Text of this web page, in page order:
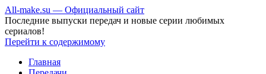
All-make.su — Официальный сайт
Последние выпуски передач и новые серии любимых
сериалов!
Перейти к содержимому
Главная